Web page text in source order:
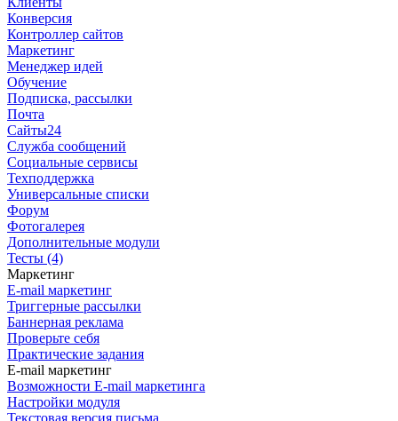
Конверсия
Контроллер сайтов
Маркетинг
Менеджер идей
Обучение
Подписка, рассылки
Почта
Сайты24
Служба сообщений
Социальные сервисы
Техподдержка
Универсальные списки
Форум
Фотогалерея
Дополнительные модули
Тесты (4)
Маркетинг
E-mail маркетинг
Триггерные рассылки
Баннерная реклама
Проверьте себя
Практические задания
E-mail маркетинг
Возможности E-mail маркетинга
Настройки модуля
Текстовая версия письма